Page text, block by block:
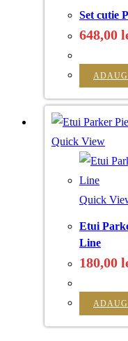
Set cutie
648,00
Quick View
Quick
Etui
Line
180,00